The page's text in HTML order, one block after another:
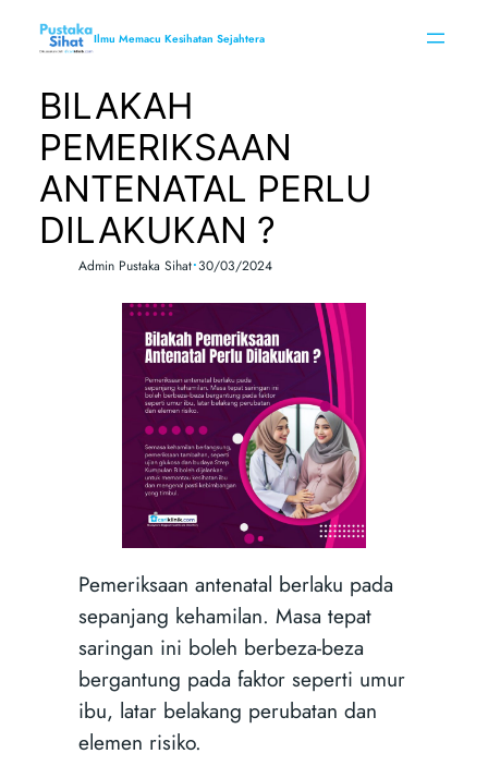
Ilmu Memacu Kesihatan Sejahtera
BILAKAH
PEMERIKSAAN
ANTENATAL PERLU
DILAKUKAN ?
Admin Pustaka Sihat•30/03/2024
Pemeriksaan antenatal berlaku pada
sepanjang kehamilan. Masa tepat
saringan ini boleh berbeza-beza
bergantung pada faktor seperti umur
ibu, latar belakang perubatan dan
elemen risiko.